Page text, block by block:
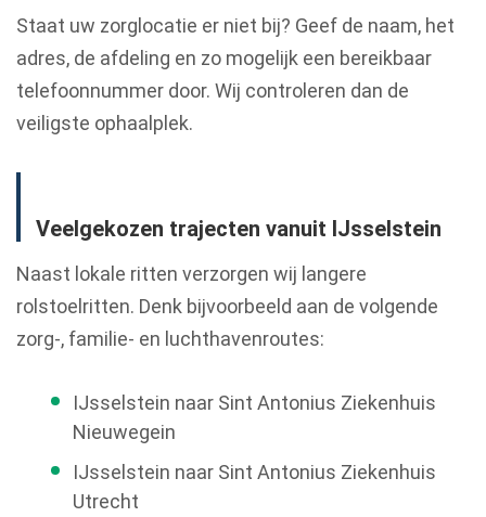
Staat uw zorglocatie er niet bij? Geef de naam, het
adres, de afdeling en zo mogelijk een bereikbaar
telefoonnummer door. Wij controleren dan de
veiligste ophaalplek.
Veelgekozen trajecten vanuit IJsselstein
Naast lokale ritten verzorgen wij langere
rolstoelritten. Denk bijvoorbeeld aan de volgende
zorg-, familie- en luchthavenroutes:
IJsselstein naar Sint Antonius Ziekenhuis
Nieuwegein
IJsselstein naar Sint Antonius Ziekenhuis
Utrecht